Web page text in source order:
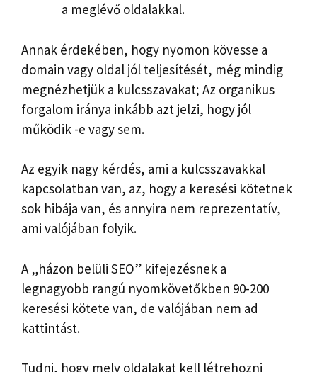
a meglévő oldalakkal.
Annak érdekében, hogy nyomon kövesse a
domain vagy oldal jól teljesítését, még mindig
megnézhetjük a kulcsszavakat; Az organikus
forgalom iránya inkább azt jelzi, hogy jól
működik -e vagy sem.
Az egyik nagy kérdés, ami a kulcsszavakkal
kapcsolatban van, az, hogy a keresési kötetnek
sok hibája van, és annyira nem reprezentatív,
ami valójában folyik.
A „házon belüli SEO” kifejezésnek a
legnagyobb rangú nyomkövetőkben 90-200
keresési kötete van, de valójában nem ad
kattintást.
Tudni, hogy mely oldalakat kell létrehozni